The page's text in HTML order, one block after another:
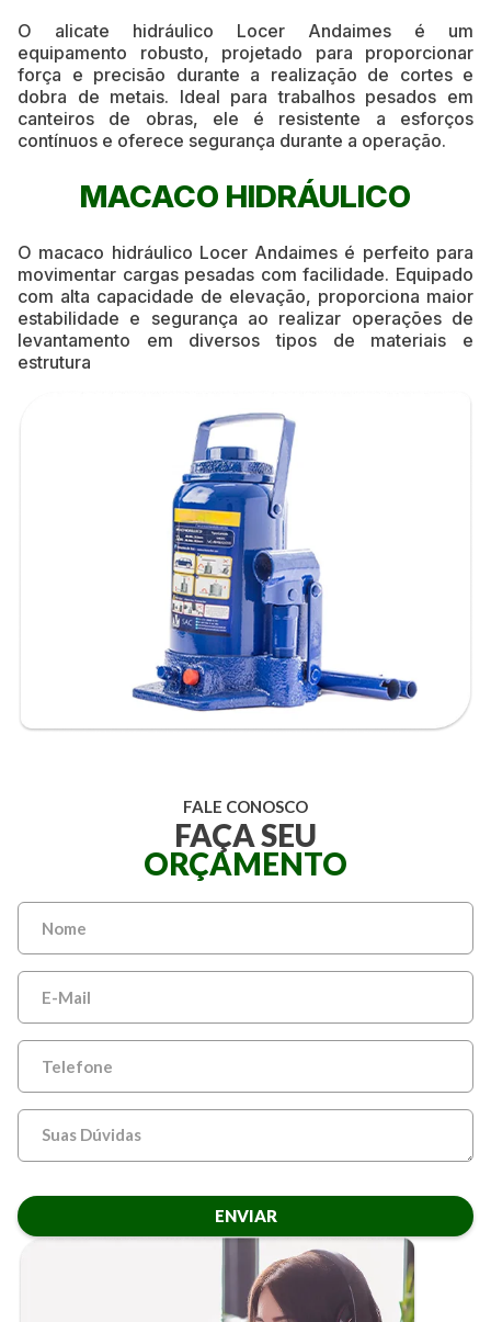
O alicate hidráulico Locer Andaimes é um
equipamento robusto, projetado para proporcionar
força e precisão durante a realização de cortes e
dobra de metais. Ideal para trabalhos pesados em
canteiros de obras, ele é resistente a esforços
contínuos e oferece segurança durante a operação.
MACACO HIDRÁULICO
O macaco hidráulico Locer Andaimes é perfeito para
movimentar cargas pesadas com facilidade. Equipado
com alta capacidade de elevação, proporciona maior
estabilidade e segurança ao realizar operações de
levantamento em diversos tipos de materiais e
estrutura
FALE CONOSCO
FAÇA SEU
ORÇAMENTO
ENVIAR